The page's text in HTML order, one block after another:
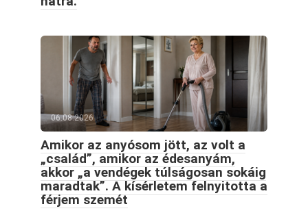
06.08.2026
Amikor az anyósom jött, az volt a
„család”, amikor az édesanyám,
akkor „a vendégek túlságosan sokáig
maradtak”. A kísérletem felnyitotta a
férjem szemét